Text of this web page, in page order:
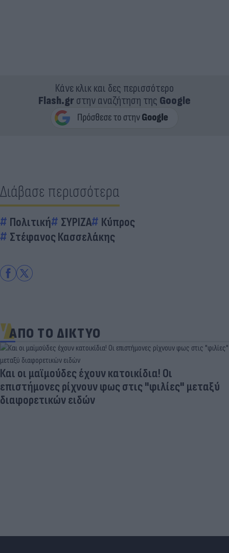
Κάνε κλικ και δες περισσότερο
Flash.grστην αναζήτηση της Google
Διάβασε περισσότερα
Πολιτική ΣΥΡΙΖΑ
Κύπρος
Στέφανος Κασσελάκης
ΑΠΟ ΤΟ ΔΙΚΤΥΟ